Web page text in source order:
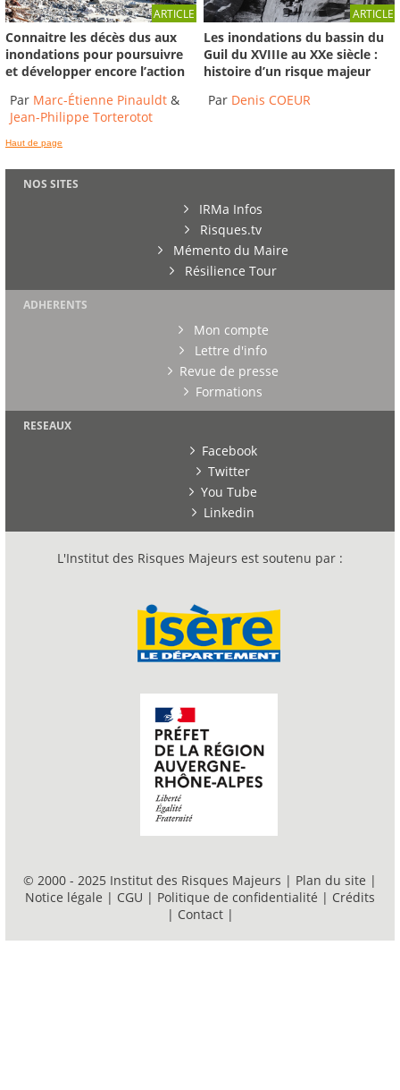
ARTICLE
Connaitre les décès dus aux
inondations pour poursuivre
et développer encore l’action
Par Marc-Étienne Pinauldt &
Jean-Philippe Torterotot
ARTICLE
Les inondations du bassin du
Guil du XVIIIe au XXe siècle :
histoire d’un risque majeur
Par Denis COEUR
Haut de page
NOS SITES
IRMa Infos
Risques.tv
Mémento du Maire
Résilience Tour
ADHERENTS
Mon compte
Lettre d'info
Revue de presse
Formations
RESEAUX
Facebook
Twitter
You Tube
Linkedin
L'Institut des Risques Majeurs est soutenu par :
© 2000 - 2025 Institut des Risques Majeurs | Plan du site |
Notice légale | CGU | Politique de confidentialité | Crédits
| Contact |